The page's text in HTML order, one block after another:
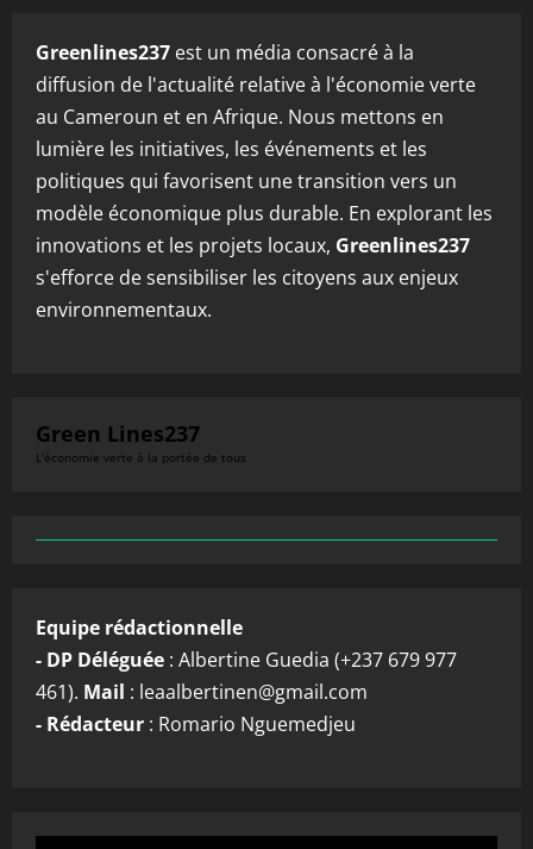
Greenlines237 est un média consacré à la
diffusion de l'actualité relative à l'économie verte
au Cameroun et en Afrique. Nous mettons en
lumière les initiatives, les événements et les
politiques qui favorisent une transition vers un
modèle économique plus durable. En explorant les
innovations et les projets locaux, Greenlines237
s'efforce de sensibiliser les citoyens aux enjeux
environnementaux.
Green Lines237
L'économie verte à la portée de tous
Equipe rédactionnelle
- DP Déléguée : Albertine Guedia (+237 679 977
461). Mail : leaalbertinen@gmail.com
- Rédacteur : Romario Nguemedjeu